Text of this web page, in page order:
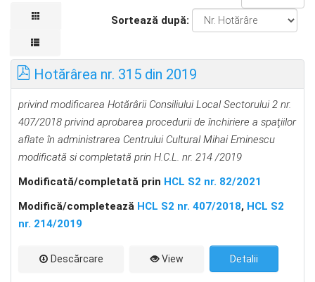
Sortează după:
Hotărârea nr. 315 din 2019
privind modificarea Hotărârii Consiliului Local Sectorului 2 nr.
407/2018 privind aprobarea procedurii de închiriere a spaţiilor
aflate în administrarea Centrului Cultural Mihai Eminescu
modificată si completată prin H.C.L. nr. 214 /2019
Modificată/completată prin HCL S2 nr. 82/2021
Modifică/completează HCL S2 nr. 407/2018, HCL S2
nr. 214/2019
Descărcare View Detalii